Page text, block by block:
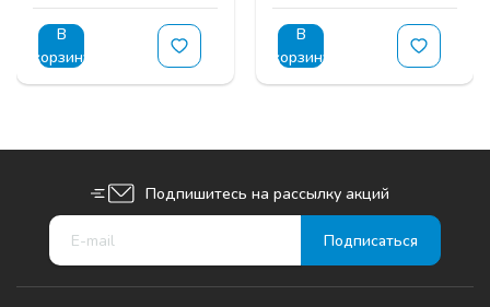
В
корзину
В
корзину
Подпишитесь на рассылку акций